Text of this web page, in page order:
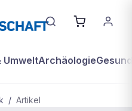
UmweltArchäologie
/ Artikel